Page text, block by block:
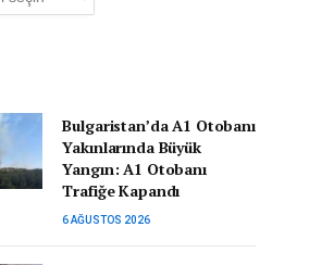
Bulgaristan’da A1 Otobanı
Yakınlarında Büyük
Yangın: A1 Otobanı
Trafiğe Kapandı
6 AĞUSTOS 2026